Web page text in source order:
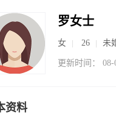
罗女士
女 26 未
更新时间： 08-
资料